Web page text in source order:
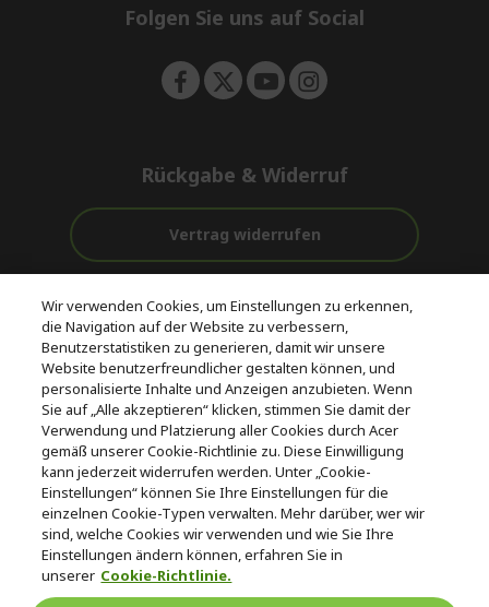
e
Folgen Sie uns auf Social
Rückgabe & Widerruf
Vertrag widerrufen
Kostenloser
Versand
vor und nach
dem Kauf
Zahlung
© 2026 Acer Inc.
CPYou BV ist der autorisierte Wiederverkäufer und Händler der
Produkte und Dienstleistungen, die in diesem Shop angeboten
werden.
Wir verwenden Cookies, um Einstellungen zu erkennen,
die Navigation auf der Website zu verbessern,
Benutzerstatistiken zu generieren, damit wir unsere
Website benutzerfreundlicher gestalten können, und
personalisierte Inhalte und Anzeigen anzubieten. Wenn
Sie auf „Alle akzeptieren“ klicken, stimmen Sie damit der
Verwendung und Platzierung aller Cookies durch Acer
gemäß unserer Cookie-Richtlinie zu. Diese Einwilligung
kann jederzeit widerrufen werden. Unter „Cookie-
Einstellungen“ können Sie Ihre Einstellungen für die
einzelnen Cookie-Typen verwalten. Mehr darüber, wer wir
sind, welche Cookies wir verwenden und wie Sie Ihre
Einstellungen ändern können, erfahren Sie in
unserer Cookie-Richtlinie.